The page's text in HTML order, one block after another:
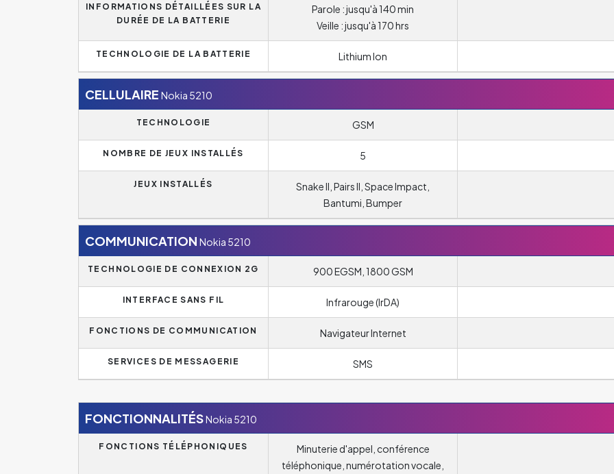
INFORMATIONS DÉTAILLÉES SUR LA
DURÉE DE LA BATTERIE
Parole : jusqu'à 140 min
Veille : jusqu'à 170 hrs
TECHNOLOGIE DE LA BATTERIE Lithium Ion
CELLULAIRE Nokia 5210
TECHNOLOGIE GSM
NOMBRE DE JEUX INSTALLÉS 5
JEUX INSTALLÉS
Snake II, Pairs II, Space Impact,
Bantumi, Bumper
COMMUNICATION Nokia 5210
TECHNOLOGIE DE CONNEXION 2G 900 EGSM, 1800 GSM
INTERFACE SANS FIL Infrarouge (IrDA)
FONCTIONS DE COMMUNICATION Navigateur Internet
SERVICES DE MESSAGERIE SMS
FONCTIONNALITÉSNokia 5210
FONCTIONS TÉLÉPHONIQUES
Minuterie d'appel, conférence
téléphonique, numérotation vocale,